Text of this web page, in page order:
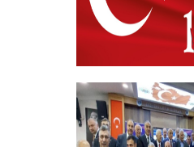
19 MAYIS 2026
+